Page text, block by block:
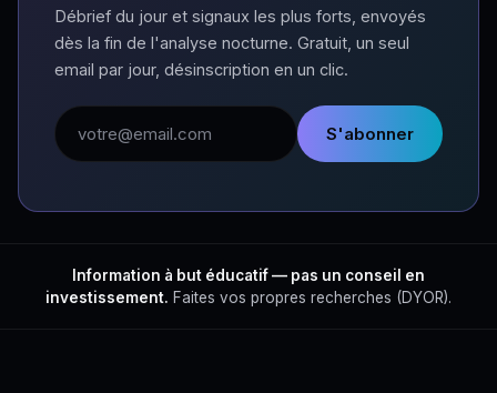
Débrief du jour et signaux les plus forts, envoyés
dès la fin de l'analyse nocturne. Gratuit, un seul
email par jour, désinscription en un clic.
Adresse email
S'abonner
Information à but éducatif — pas un conseil en
investissement. Faites vos propres recherches (DYOR).